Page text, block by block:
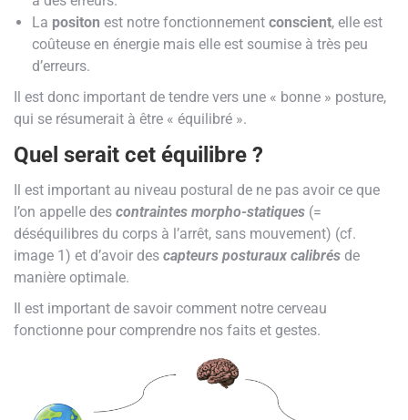
La positon est notre fonctionnement conscient, elle est
coûteuse en énergie mais elle est soumise à très peu
d’erreurs.
Il est donc important de tendre vers une « bonne » posture,
qui se résumerait à être « équilibré ».
Quel serait cet équilibre ?
Il est important au niveau postural de ne pas avoir ce que
l’on appelle des contraintes morpho-statiques (=
déséquilibres du corps à l’arrêt, sans mouvement) (cf.
image 1) et d’avoir des capteurs posturaux calibrés de
manière optimale.
Il est important de savoir comment notre cerveau
fonctionne pour comprendre nos faits et gestes.